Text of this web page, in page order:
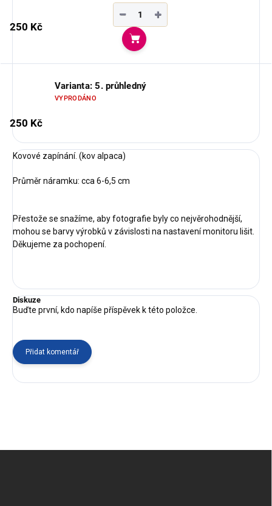
250 Kč
+
−
Do košíku
Varianta: 5. průhledný
VYPRODÁNO
250 Kč
Kovové zapínání. (kov alpaca)
Průměr náramku: cca 6-6,5 cm
Přestože se snažíme, aby fotografie byly co nejvěrohodnější,
mohou se barvy výrobků v závislosti na nastavení monitoru lišit.
Děkujeme za pochopení.
Diskuze
Buďte první, kdo napíše příspěvek k této položce.
Přidat komentář